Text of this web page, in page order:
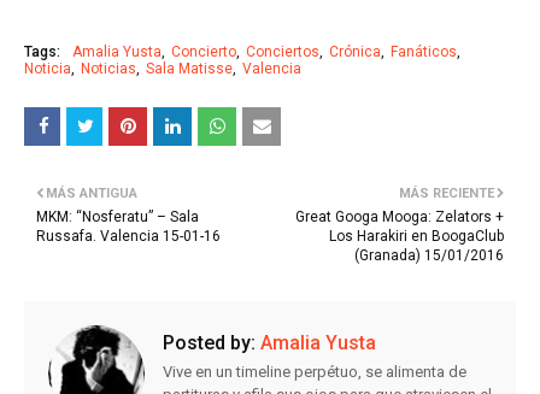
Tags: Amalia Yusta Concierto Conciertos Crónica
Fanáticos
Noticia
Noticias Sala Matisse Valencia
MÁS RECIENTE
Great Googa Mooga: Zelators +
Los Harakiri en BoogaClub
(Granada) 15/01/2016
MÁS ANTIGUA
MKM: “Nosferatu” – Sala
Russafa. Valencia 15-01-16
Posted by: Amalia Yusta
Vive en un timeline perpétuo, se alimenta de